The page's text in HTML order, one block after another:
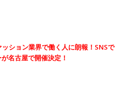
ッション業界で働く人に朗報！SNSで
名古屋で開催決定！